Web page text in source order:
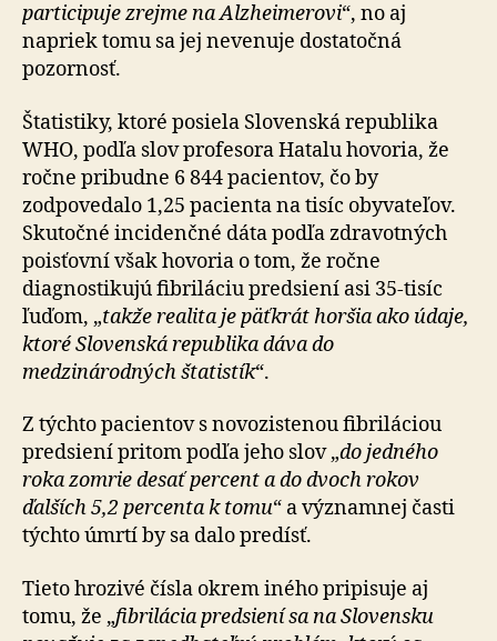
participuje zrejme na Alzheimerovi“, no aj
napriek tomu sa jej nevenuje dostatočná
pozornosť.
Štatistiky, ktoré posiela Slovenská republika
WHO, podľa slov profesora Hatalu hovoria, že
ročne pribudne 6 844 pacientov, čo by
zodpovedalo 1,25 pacienta na tisíc obyvateľov.
Skutočné incidenčné dáta podľa zdravotných
poisťovní však hovoria o tom, že ročne
diagnostikujú fibriláciu predsiení asi 35-tisíc
ľuďom, „takže realita je päťkrát horšia ako údaje,
ktoré Slovenská republika dáva do
medzinárodných štatistík“.
Z týchto pacientov s novozistenou fibriláciou
predsiení pritom podľa jeho slov „do jedného
roka zomrie desať percent a do dvoch rokov
ďalších 5,2 percenta k tomu“ a významnej časti
týchto úmrtí by sa dalo predísť.
Tieto hrozivé čísla okrem iného pripisuje aj
tomu, že „fibrilácia predsiení sa na Slovensku